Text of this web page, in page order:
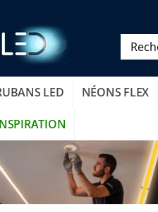
LED NÉONS FLEX